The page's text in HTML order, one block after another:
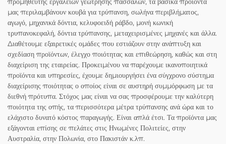
μας περιλαμβάνουν κουβά για τρύπανση, σωλήνα περιβλήματος,
αγωγό, μηχανικά δόντια, κελυφοειδή ράβδο, μονή κωνική
τρυπανοκεφαλή, δόντια τρύπανσης, μεταχειρισμένες μηχανές και άλλα.
Διαθέτουμε εξαιρετικές ομάδες που εστιάζουν στην ανάπτυξη και
σχεδίαση προϊόντων, έλεγχο ποιότητας και επιθεώρηση, καθώς και στη
διαχείριση της εταιρείας. Προκειμένου να παρέχουμε ικανοποιητικά
προϊόντα και υπηρεσίες, έχουμε δημιουργήσει ένα σύγχρονο σύστημα
διαχείρισης ποιότητας ο οποίος είναι σε αυστηρή συμμόρφωση με τα
διεθνή πρότυπα. Στόχος μας είναι να σας προσφέρουμε την καλύτερη
ποιότητα της οπής, τα περισσότερα μέτρα τρύπανσης ανά ώρα και το
ελάχιστο δυνατό κόστος παραγωγής. Είναι απλά έτσι. Τα προϊόντα μας
εξάγονται επίσης σε πελάτες στις Ηνωμένες Πολιτείες, στην
Αυστραλία, στην Πολωνία, στο Πακιστάν κ.λπ.